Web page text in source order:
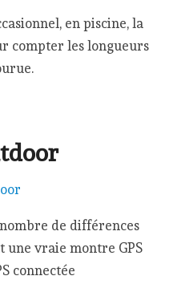
en piscine, la
compter les longueurs
nombre de différences
une vraie montre GPS
connectée